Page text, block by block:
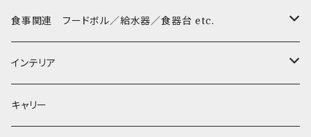
XSサイズ(テープ幅1.0cm) _ ハーネス&リードセット
XSサイズ(テープ幅1.0cm) _ 首輪
小型犬用 _ 幅1.5cm
ライト
etc.
ラテックスTOY
デンタル
etc.
BITE ME
Bonpuchi
ジャーキー
和菓子
愛犬の健康おやつ
POCHETINO
etc.
涙やけ対策
健康維持
食糞防止
食事関連 フードボル／給水器／食器台 etc.
フードボウル
給水器
インテリア
カドラー／ベッド
キャリー